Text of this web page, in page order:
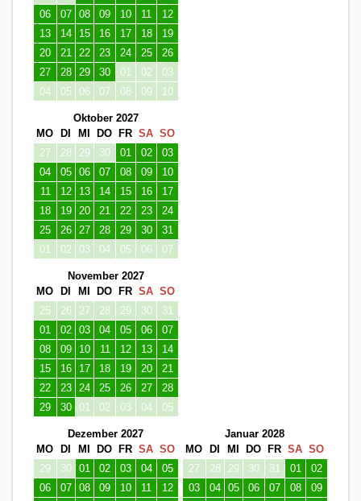
06
07 08 09 10 11
12
13
14 15 16 17 18
19
20
21 22 23 24 25
26
27
28 29 30 01 02
03
04
05 06 07 08 09 10
Oktober 2027
MO
DI MI DO FR SA SO
27
28 29 30 01 02
03
04
05 06 07 08 09
10
11
12 13 14 15 16
17
18
19 20 21 22 23
24
25
26 27 28 29 30
31
01
02 03 04 05 06 07
November 2027
MO
DI MI DO FR SA SO
25
26 27 28 29 30
31
01
02 03 04 05 06
07
08
09 10 11 12 13
14
15
16 17 18 19 20
21
22
23 24 25 26 27
28
29
30 01 02 03 04 05
Dezember 2027
MO
DI MI DO FR SA SO
29
30 01 02 03 04
05
06
07 08 09 10 11
12
Januar 2028
MO
DI MI DO FR SA SO
27
28 29 30 31 01
02
03
04 05 06 07 08
09